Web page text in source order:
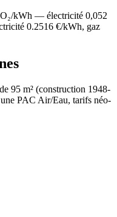
kWh — électricité 0,052
0.2516 €/kWh, gaz
95 m² (construction 1948-
PAC Air/Eau, tarifs néo-